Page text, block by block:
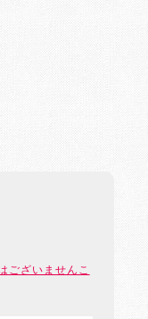
ございませんこ